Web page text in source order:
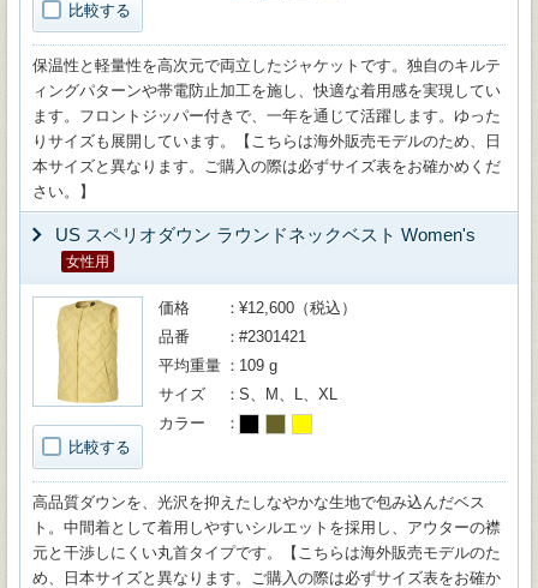
比較する
保温性と軽量性を高次元で両立したジャケットです。独自のキルテ
ィングパターンや帯電防止加工を施し、快適な着用感を実現してい
ます。フロントジッパー付きで、一年を通じて活躍します。ゆった
りサイズも展開しています。【こちらは海外販売モデルのため、日
本サイズと異なります。ご購入の際は必ずサイズ表をお確かめくだ
さい。】
US スペリオダウン ラウンドネックベスト Women's
女性用
比較する
価格
¥12,600（税込）
品番
#2301421
平均重量
109 g
サイズ
S、M、L、XL
カラー
高品質ダウンを、光沢を抑えたしなやかな生地で包み込んだベス
ト。中間着として着用しやすいシルエットを採用し、アウターの襟
元と干渉しにくい丸首タイプです。【こちらは海外販売モデルのた
め、日本サイズと異なります。ご購入の際は必ずサイズ表をお確か